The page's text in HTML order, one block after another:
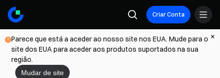
Criar Conta
Parece que está a aceder ao nosso site nos EUA. Mude para o
site dos EUA para aceder aos produtos suportados na sua
região.
Mudar de site